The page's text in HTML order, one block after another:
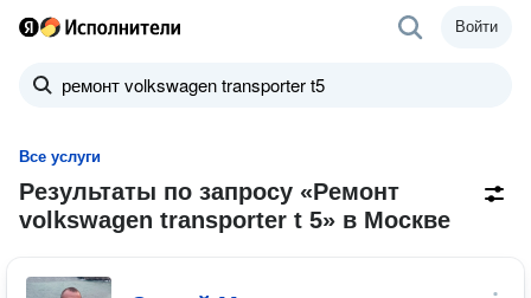
Войти
Все услуги
Результаты по запросу «Ремонт
volkswagen transporter t 5» в Москве